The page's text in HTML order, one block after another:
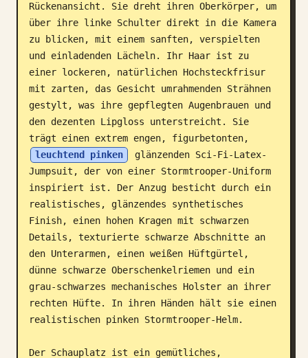
Rückenansicht. Sie dreht ihren Oberkörper, um
über ihre linke Schulter direkt in die Kamera
zu blicken, mit einem sanften, verspielten
und einladenden Lächeln. Ihr Haar ist zu
einer lockeren, natürlichen Hochsteckfrisur
mit zarten, das Gesicht umrahmenden Strähnen
gestylt, was ihre gepflegten Augenbrauen und
den dezenten Lipgloss unterstreicht. Sie
trägt einen extrem engen, figurbetonten,
leuchtend pinken
glänzenden Sci-Fi-Latex-
Jumpsuit, der von einer Stormtrooper-Uniform
inspiriert ist. Der Anzug besticht durch ein
realistisches, glänzendes synthetisches
Finish, einen hohen Kragen mit schwarzen
Details, texturierte schwarze Abschnitte an
den Unterarmen, einen weißen Hüftgürtel,
dünne schwarze Oberschenkelriemen und ein
grau-schwarzes mechanisches Holster an ihrer
rechten Hüfte. In ihren Händen hält sie einen
realistischen pinken Stormtrooper-Helm.
Der Schauplatz ist ein gemütliches,